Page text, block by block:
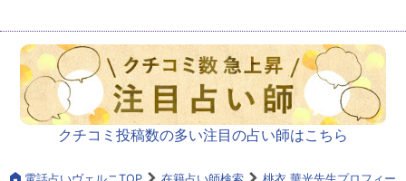
クチコミ投稿数の多い注目の占い師はこちら